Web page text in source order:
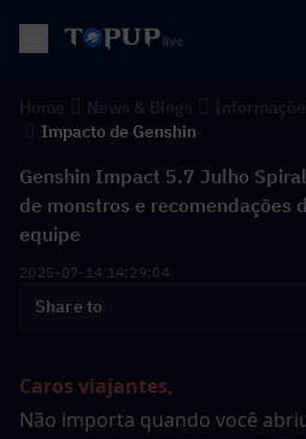
Impacto de Genshin
Genshin Impact 5.7 Julho
de monstros e recomendações
equipe
2025-07-14 14:29:04
Share to
Caros viajantes,
Não importa quando você